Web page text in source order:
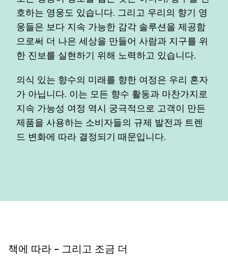
호하는 영웅도 있습니다. 그리고 우리의 향기 영
웅들은 보다 지속 가능한 감각 솔루션을 제공함
으로써 더 나은 세상을 만들어 사람과 지구를 위
한 진보를 실현하기 위해 노력하고 있습니다.
의식 있는 향수의 미래를 향한 여정은 우리 혼자
가 아닙니다. 이는 모든 향수 활동과 마찬가지로
지속 가능성 여정 역시 궁극적으로 고객이 만든
제품을 사용하는 소비자들의 규제 발전과 트렌
드 변화에 따라 결정되기 때문입니다.
책에 따라 - 그리고 조금 더